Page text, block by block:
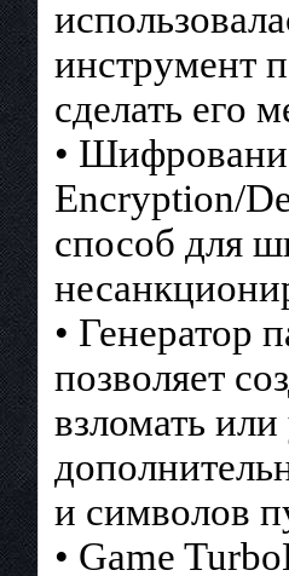
инструмент
сделать его
•
Encryption/
способ для
• Генератор
позволяет
взломать
и символов
• Game